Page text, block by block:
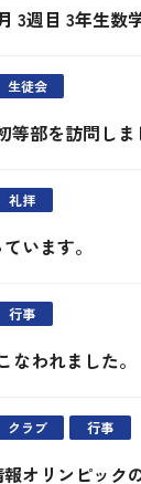
3週目 3年生数
生徒会
部を訪問しま
礼拝
います。
行事
われました。
クラブ 行事
オリンピック